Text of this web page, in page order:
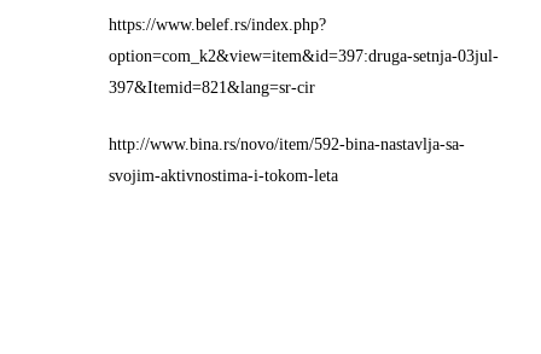
https://www.belef.rs/index.php?
option=com_k2&view=item&id=397:druga-setnja-03jul-
397&Itemid=821&lang=sr-cir
http://www.bina.rs/novo/item/592-bina-nastavlja-sa-
svojim-aktivnostima-i-tokom-leta